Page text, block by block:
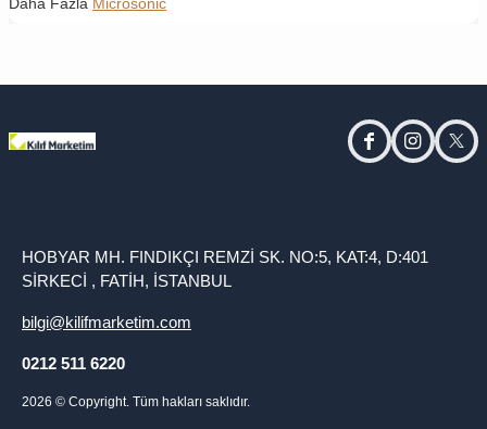
facebookinstagram
HOBYAR MH. FINDIKÇI REMZİ SK. NO:5, KAT:4, D:401
SİRKECİ , FATİH, İSTANBUL
bilgi@kilifmarketim.com
0212 511 6220
2026 © Copyright. Tüm hakları saklıdır.